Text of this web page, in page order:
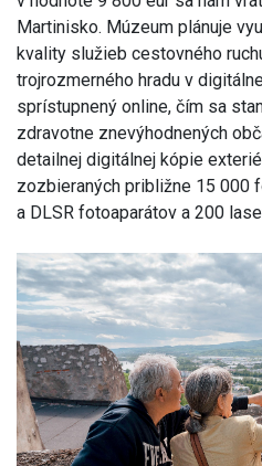
Martinisko. Múzeum plánuje
kvality služieb cestovného
trojrozmerného hradu v
sprístupnený online, čím sa
zdravotne znevýhodnených
detailnej digitálnej kópie
zozbieraných približne 15 000
a DLSR fotoaparátov a 200